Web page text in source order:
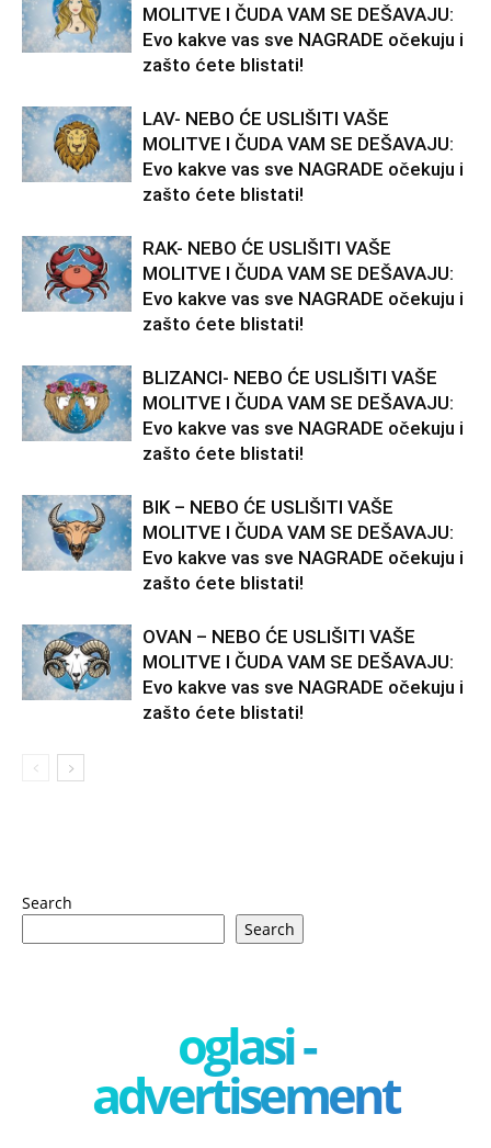
MOLITVE I ČUDA VAM SE DEŠAVAJU:
Evo kakve vas sve NAGRADE očekuju i
zašto ćete blistati!
LAV- NEBO ĆE USLIŠITI VAŠE
MOLITVE I ČUDA VAM SE DEŠAVAJU:
Evo kakve vas sve NAGRADE očekuju i
zašto ćete blistati!
RAK- NEBO ĆE USLIŠITI VAŠE
MOLITVE I ČUDA VAM SE DEŠAVAJU:
Evo kakve vas sve NAGRADE očekuju i
zašto ćete blistati!
BLIZANCI- NEBO ĆE USLIŠITI VAŠE
MOLITVE I ČUDA VAM SE DEŠAVAJU:
Evo kakve vas sve NAGRADE očekuju i
zašto ćete blistati!
BIK – NEBO ĆE USLIŠITI VAŠE
MOLITVE I ČUDA VAM SE DEŠAVAJU:
Evo kakve vas sve NAGRADE očekuju i
zašto ćete blistati!
OVAN – NEBO ĆE USLIŠITI VAŠE
MOLITVE I ČUDA VAM SE DEŠAVAJU:
Evo kakve vas sve NAGRADE očekuju i
zašto ćete blistati!
Search
Search
oglasi -
advertisement